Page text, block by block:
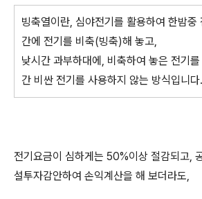
빙축열이란, 심야전기를 활용하여 한밤중
간에 전기를 비축(빙축)해 놓고,
낮시간 과부하대에, 비축하여 놓은 전기를
간 비싼 전기를 사용하지 않는 방식입니다.
전기요금이 심하게는 50%이상 절감되고,
설투자감안하여 손익계산을 해 보더라도,